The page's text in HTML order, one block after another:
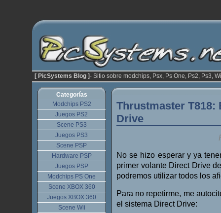
[ PicSystems Blog ]- Sitio sobre modchips, Psx, Ps One, Ps2, Ps3,
Thrustmaster
Drive
No se hizo esperar y ya
primer volante Direct Drive
podremos utilizar todos los
Para no repetirme, me
el sistema Direct Drive:
Categorías
Modchips PS2
Juegos PS2
Scene PS3
Juegos PS3
Scene PSP
Hardware PSP
Juegos PSP
Modchips PS One
Scene XBOX 360
Juegos XBOX 360
Scene Wii